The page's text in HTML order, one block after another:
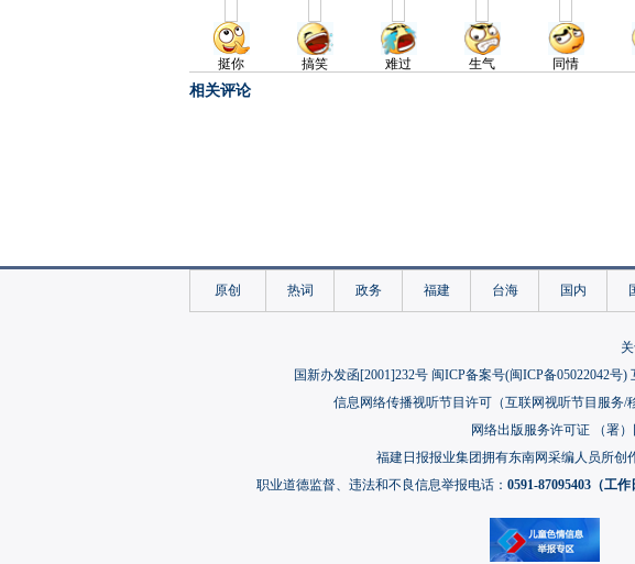
相关评论
原创 热词 政务 福建 台海 国内
国新办发函[2001]232号 闽ICP备案号(闽ICP备05022042号)
信息网络传播视听节目许可（互联网视听节目服务/
网络出版服务许可证 （署
福建日报报业集团拥有东南网采编人员所
职业道德监督、违法和不良信息举报电话： 0591-87095403（工作